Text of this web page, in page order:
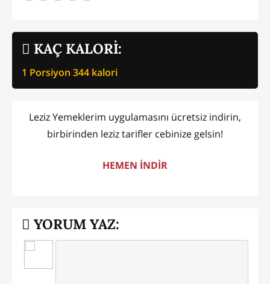
KAÇ KALORİ:
1 Porsiyon 344 kalori
Leziz Yemeklerim uygulamasını ücretsiz indirin,
birbirinden leziz tarifler cebinize gelsin!
HEMEN İNDİR
YORUM YAZ: